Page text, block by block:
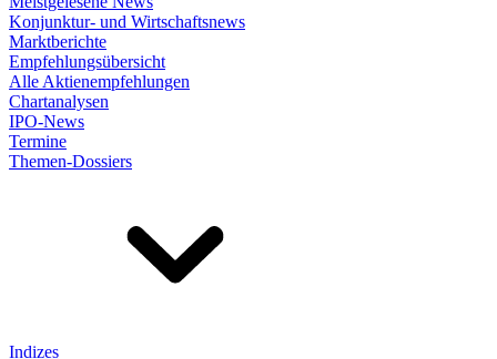
Konjunktur- und Wirtschaftsnews
Marktberichte
Empfehlungsübersicht
Alle Aktienempfehlungen
Chartanalysen
IPO-News
Termine
Themen-Dossiers
Indizes